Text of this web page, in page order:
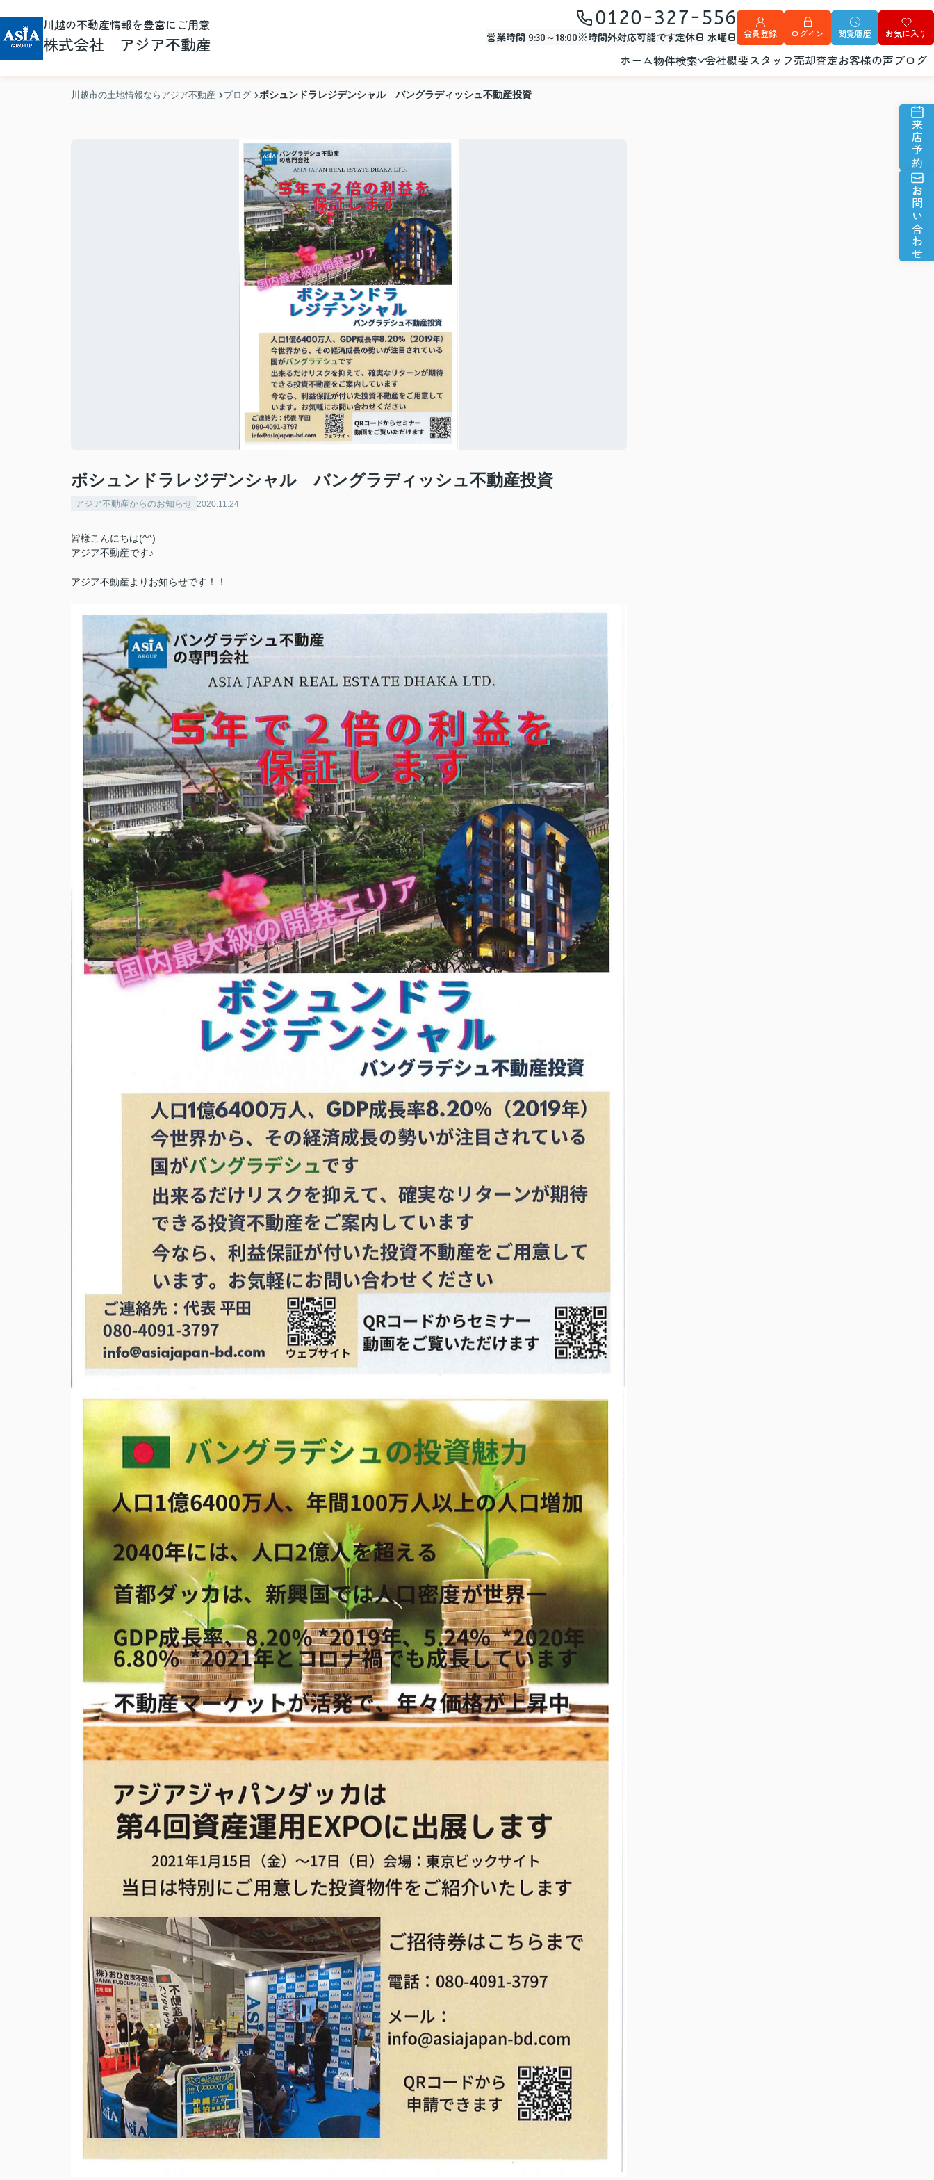
川越の不動産情報を豊富にご用意
株式会社 アジア不動産
0120-327-556
営業時間 9:30～18:00※時間外対応可能です定休日 水曜日 会員登録 ログイン 閲覧履歴 お気に入り
ホーム物件検索 会社概要スタッフ売却査定お客様の声ブログ
来店予約
お問い合わせ
川越市の土地情報ならアジア不動産 ブログ ボシュンドラレジデンシャル バングラディッシュ不動産投資
ボシュンドラレジデンシャル バングラディッシュ不動産投資
アジア不動産からのお知らせ 2020.11.24
皆様こんにちは(^^)
アジア不動産です♪
アジア不動産よりお知らせです！！